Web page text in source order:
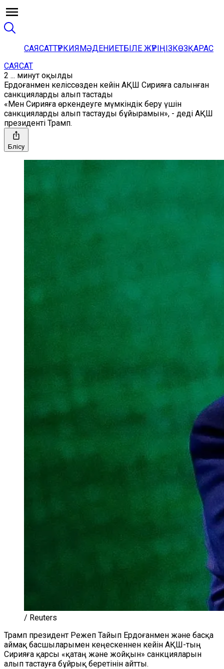
САЯСАТТҮРКИЯМӘДЕНИЕТБІЛЕ ЖҮРІҢІЗКӨЗҚАРАС
САЯСАТ
2 ... минут оқылды
Ердоғанмен келіссөзден кейін АҚШ Сирияға салынған
санкцияларды алып тастады
«Мен Сирияға өркендеуге мүмкіндік беру үшін
санкцияларды алып тастауды бұйырамын», - деді АҚШ
президенті Трамп.
Бөлісу
/ Reuters
Трамп президент Режеп Тайып Ердоғанмен және басқа
аймақ басшыларымен кеңескеннен кейін АҚШ-тың
Сирияға қарсы «қатаң және жойқын» санкцияларын
алып тастауға бұйрық беретінін айтты.